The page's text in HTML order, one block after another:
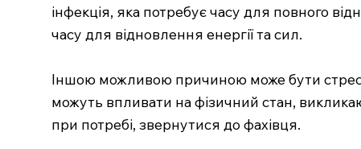
інфекція, яка потребує часу для повного
часу для відновлення енергії та сил.
Іншою можливою причиною може бути стрес
можуть впливати на фізичний стан,
при потребі, звернутися до фахівця.